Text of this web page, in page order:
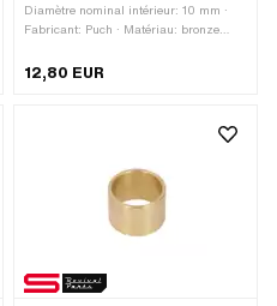
Diamètre nominal intérieur: 10 mm ·
Fabricant: Puch · Matériau: bronze
mm · Ø intérieur: 10 mm · Hauteur
12,80 EUR